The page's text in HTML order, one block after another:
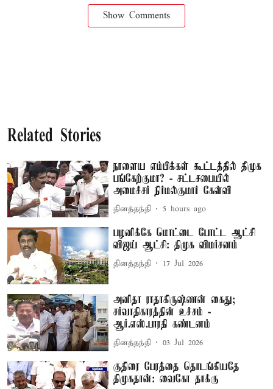
Show Comments
Related Stories
நாளைய எம்பிக்கள் கூட்டத்தில் திமுக
பங்கேற்குமா? - சட்டசபையில்
அமைச்சர் நிர்மல்குமார் கேள்வி
தினத்தந்தி 5 hours ago
பழனிக்கே மொட்டை போட்ட ஆட்சி
விஜய் ஆட்சி: திமுக விமர்சனம்
தினத்தந்தி 17 Jul 2026
அனிதா ராதாகிருஷ்ணன் கைது;
சர்வாதிகாரத்தின் உச்சம் -
ஆர்.எஸ்.பாரதி கண்டனம்
தினத்தந்தி 03 Jul 2026
குதிரை பேரத்தை தொடங்கியதே
திமுகதான்: வைகோ தாக்கு